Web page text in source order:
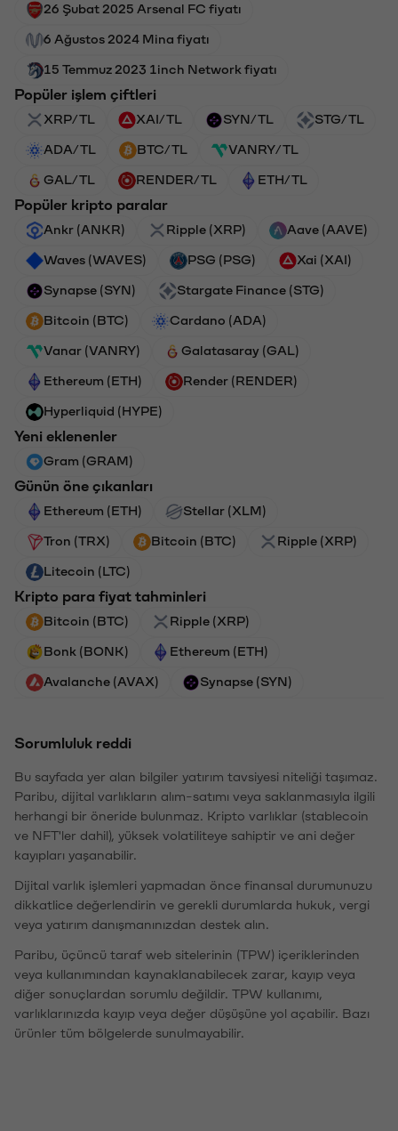
26 Şubat 2025 Arsenal FC fiyatı
6 Ağustos 2024 Mina fiyatı
15 Temmuz 2023 1inch Network fiyatı
Popüler işlem çiftleri
XRP/TL XAI/TL SYN/TL STG/TL
ADA/TL BTC/TL VANRY/TL
GAL/TL RENDER/TL ETH/TL
Popüler kripto paralar
Ankr (ANKR) Ripple (XRP) Aave (AAVE)
Waves (WAVES) PSG (PSG) Xai (XAI)
Synapse (SYN) Stargate Finance (STG)
Bitcoin (BTC) Cardano (ADA)
Vanar (VANRY) Galatasaray (GAL)
Ethereum (ETH) Render (RENDER)
Hyperliquid (HYPE)
Yeni eklenenler
Gram (GRAM)
Günün öne çıkanları
Ethereum (ETH) Stellar (XLM)
Tron (TRX) Bitcoin (BTC) Ripple (XRP)
Litecoin (LTC)
Kripto para fiyat tahminleri
Bitcoin (BTC) Ripple (XRP)
Bonk (BONK) Ethereum (ETH)
Avalanche (AVAX) Synapse (SYN)
Sorumluluk reddi
Bu sayfada yer alan bilgiler yatırım tavsiyesi niteliği taşımaz.
Paribu, dijital varlıkların alım-satımı veya saklanmasıyla ilgili
herhangi bir öneride bulunmaz. Kripto varlıklar (stablecoin
ve NFT'ler dahil), yüksek volatiliteye sahiptir ve ani değer
kayıpları yaşanabilir.
Dijital varlık işlemleri yapmadan önce finansal durumunuzu
dikkatlice değerlendirin ve gerekli durumlarda hukuk, vergi
veya yatırım danışmanınızdan destek alın.
Paribu, üçüncü taraf web sitelerinin (TPW) içeriklerinden
veya kullanımından kaynaklanabilecek zarar, kayıp veya
diğer sonuçlardan sorumlu değildir. TPW kullanımı,
varlıklarınızda kayıp veya değer düşüşüne yol açabilir. Bazı
ürünler tüm bölgelerde sunulmayabilir.